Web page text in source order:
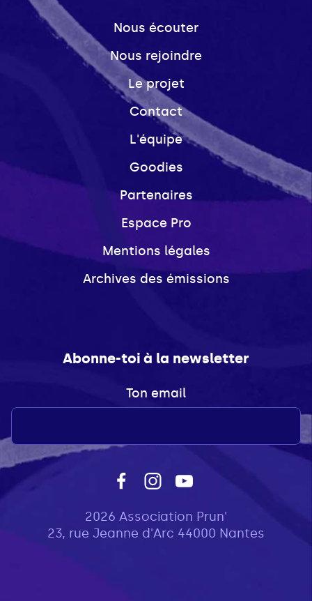
Nous écouter
Nous rejoindre
Le projet
Contact
L'équipe
Goodies
Partenaires
Espace Pro
Mentions légales
Archives des émissions
Abonne-toi à la newsletter
Ton email
2026 Association Prun'
23, rue Jeanne d'Arc 44000 Nantes